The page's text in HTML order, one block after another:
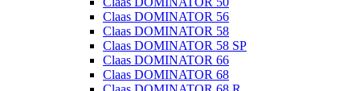
Claas DOMINATOR 56
Claas DOMINATOR 58
Claas DOMINATOR 58 SP
Claas DOMINATOR 66
Claas DOMINATOR 68